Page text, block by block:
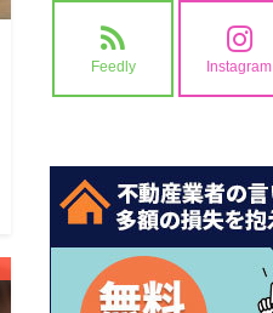
Feedly Instagram